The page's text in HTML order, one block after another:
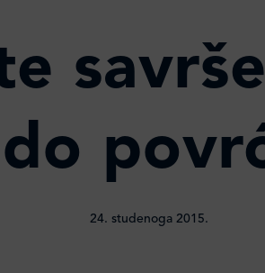
24. studenoga 2015.